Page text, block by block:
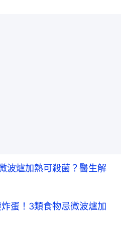
波爐加熱可殺菌？醫生解
蛋！3類食物忌微波爐加